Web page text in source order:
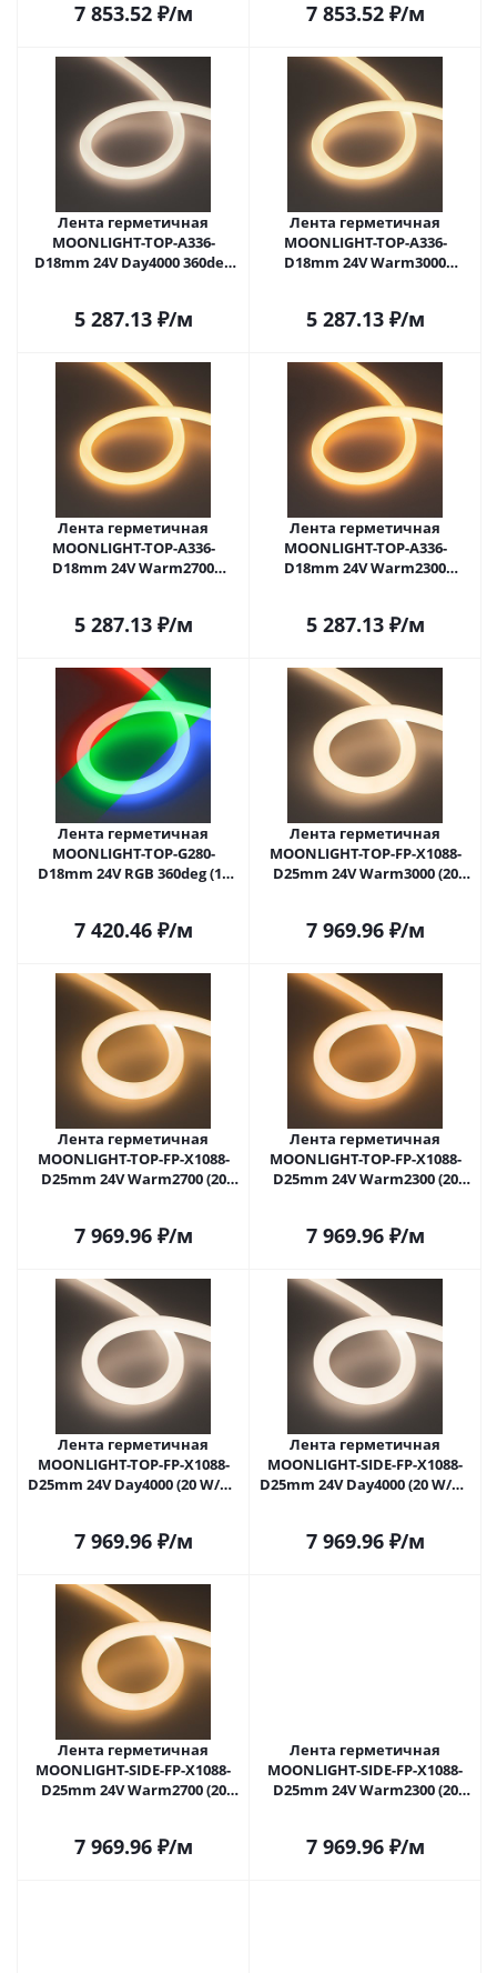
боковой, 3 года)
7 853.52₽/м
боковой, 3 года)
7 853.52₽/м
Лента герметичная
MOONLIGHT-TOP-A336-
D18mm 24V Day4000 360deg
прямой, 3 года)
5 287.13₽/м
Лента герметичная
MOONLIGHT-TOP-A336-
D18mm 24V Warm3000
прямой, 3 года)
5 287.13₽/м
Лента герметичная
MOONLIGHT-TOP-A336-
D18mm 24V Warm2700
прямой, 3 года)
5 287.13₽/м
Лента герметичная
MOONLIGHT-TOP-A336-
D18mm 24V Warm2300
прямой, 3 года)
5 287.13₽/м
Лента герметичная
MOONLIGHT-TOP-G280-
D18mm 24V RGB 360deg (13
года)
7 420.46₽/м
Лента герметичная
MOONLIGHT-TOP-FP-X1088-
D25mm 24V Warm3000 (20
года)
7 969.96₽/м
Лента герметичная
MOONLIGHT-TOP-FP-X1088-
D25mm 24V Warm2700 (20
года)
7 969.96₽/м
Лента герметичная
MOONLIGHT-TOP-FP-X1088-
D25mm 24V Warm2300 (20
года)
7 969.96₽/м
Лента герметичная
MOONLIGHT-TOP-FP-X1088-
D25mm 24V Day4000 (20 W/m,
7 969.96₽/м
Лента герметичная
MOONLIGHT-SIDE-FP-X1088-
D25mm 24V Day4000 (20 W/m,
7 969.96₽/м
Лента герметичная
MOONLIGHT-SIDE-FP-X1088-
D25mm 24V Warm2700 (20
года)
7 969.96₽/м
Лента герметичная
MOONLIGHT-SIDE-FP-X1088-
D25mm 24V Warm2300 (20
года)
7 969.96₽/м